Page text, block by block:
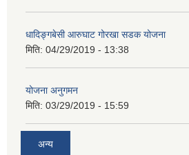
धादिङ्गबेसी आरुघाट गोरखा सडक योजना
मिति: 04/29/2019 - 13:38
योजना अनुगमन
मिति: 03/29/2019 - 15:59
अन्य